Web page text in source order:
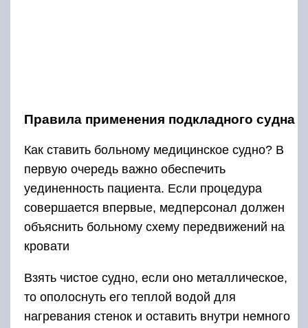
Правила применения подкладного судна
Как ставить больному медицинское судно? В
первую очередь важно обеспечить
уединенность пациента. Если процедура
совершается впервые, медперсонал должен
объяснить больному схему передвижений на
кровати
Взять чистое судно, если оно металлическое,
то ополоснуть его теплой водой для
нагревания стенок и оставить внутри немного